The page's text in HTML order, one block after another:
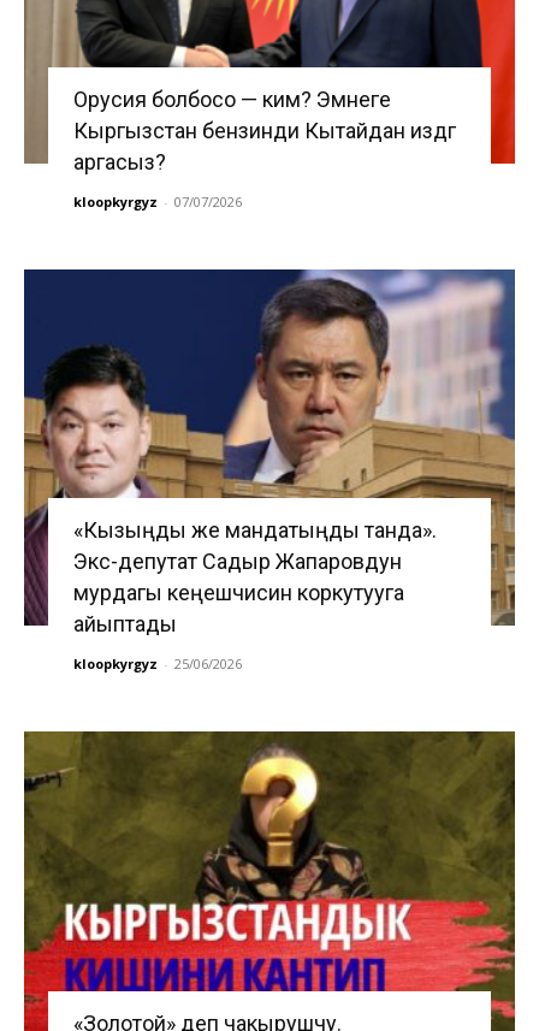
Орусия болбосо — ким? Эмнеге
Кыргызстан бензинди Кытайдан издөөгө
аргасыз?
kloopkyrgyz - 07/07/2026
«Кызыңды же мандатыңды танда».
Экс-депутат Садыр Жапаровдун
мурдагы кеңешчисин коркутууга
айыптады
kloopkyrgyz - 25/06/2026
«Золотой» деп чакырушчу.